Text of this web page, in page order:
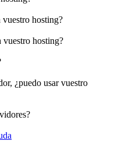
vuestro hosting?
vuestro hosting?
¿puedo usar vuestro